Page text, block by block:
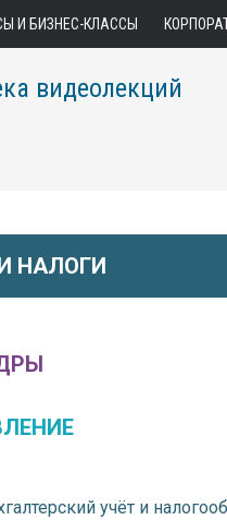
И БИЗНЕС-КЛАССЫ
видеолекций
НАЛОГИ
учёт и